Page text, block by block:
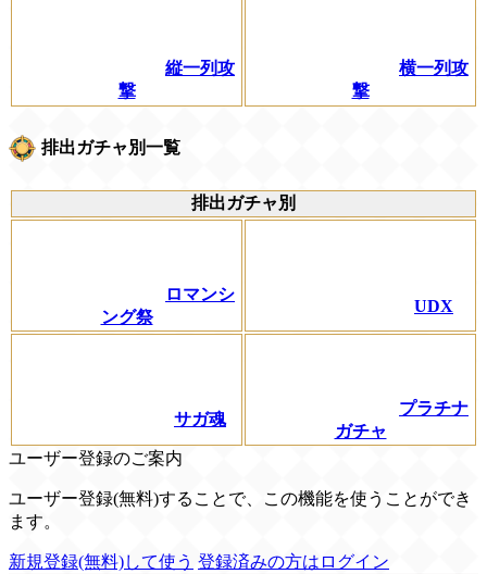
縦一列攻
撃
横一列攻
撃
排出ガチャ別一覧
排出ガチャ別
ロマンシ
ング祭
UDX
サガ魂
プラチナ
ガチャ
ユーザー登録のご案内
ユーザー登録(無料)することで、この機能を使うことができ
ます。
新規登録(無料)して使う 登録済みの方はログイン